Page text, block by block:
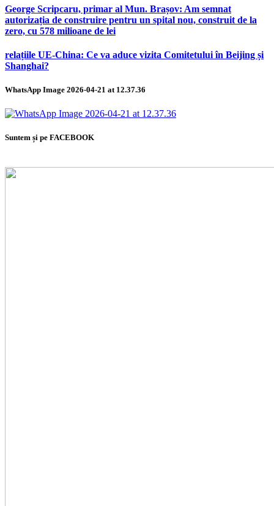
George Scripcaru, primar al Mun. Brașov: Am semnat
autorizația de construire pentru un spital nou, construit de la
zero, cu 578 milioane de lei
relațiile UE-China: Ce va aduce vizita Comitetului în Beijing și
Shanghai?
WhatsApp Image 2026-04-21 at 12.37.36
Suntem și pe FACEBOOK